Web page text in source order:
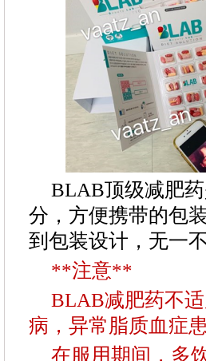
BLAB顶级减肥
分，方便携带的包
到包装设计，无一
**注意**
BLAB减肥药不
病，异常脂质血症
在服用期间，多